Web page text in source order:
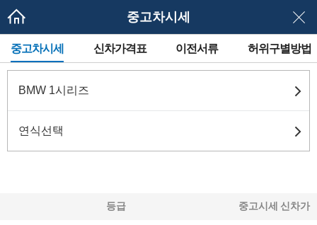
중고차시세
메
뉴
네
이
션
중고차시세 신차가격표 이전서류 허위구별방법
BMW 1시리즈
연식선택
등급 중고시세 신차가